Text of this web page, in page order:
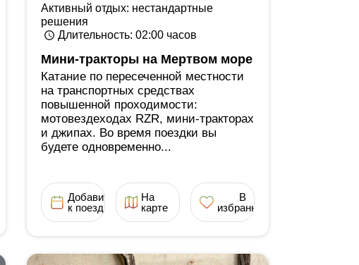
Активный отдых: нестандартные
решения
Длительность: 02:00 часов
Мини-тракторы на Мертвом море
Катание по пересеченной местности
на транспортных средствах
повышенной проходимости:
мотовездеходах RZR, мини-тракторах
и джипах. Во время поездки вы
будете одновременно...
Добавить
к поездке
На
карте
В
избранное